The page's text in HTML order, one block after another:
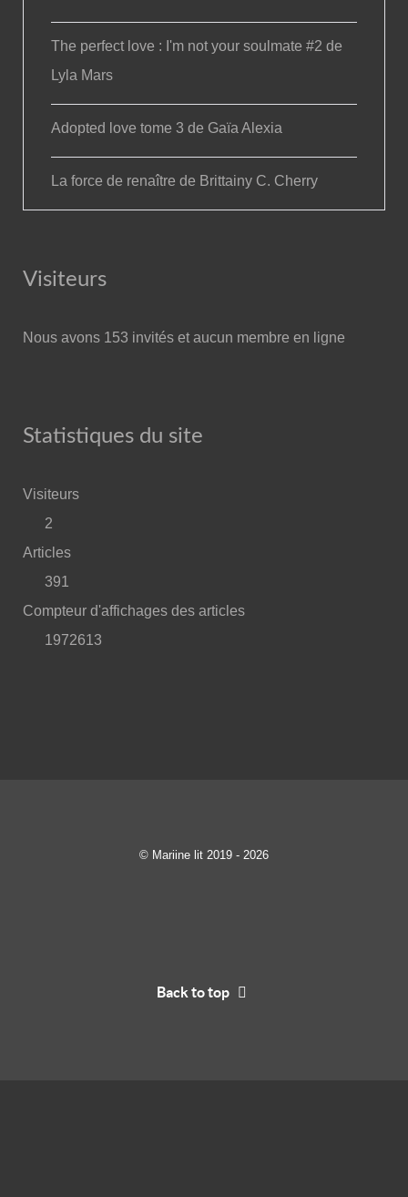
The perfect love : I'm not your soulmate #2 de
Lyla Mars
Adopted love tome 3 de Gaïa Alexia
La force de renaître de Brittainy C. Cherry
Visiteurs
Nous avons 153 invités et aucun membre en ligne
Statistiques du site
Visiteurs
2
Articles
391
Compteur d'affichages des articles
1972613
© Mariine lit 2019 - 2026
Back to top